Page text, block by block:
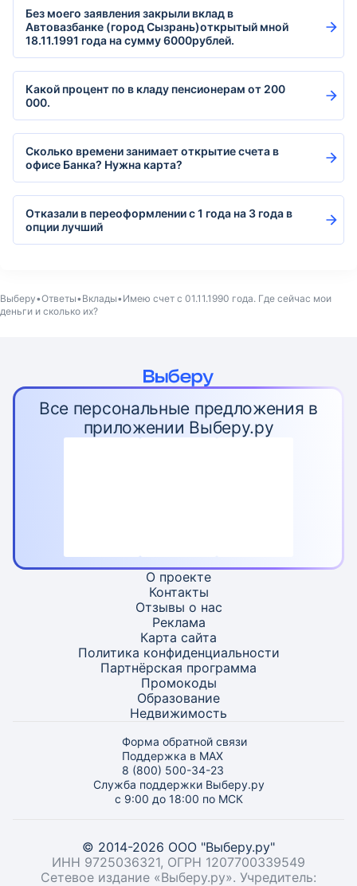
Без моего заявления закрыли вклад в
Автовазбанке (город Сызрань)открытый мной
18.11.1991 года на сумму 6000рублей.
Какой процент по в кладу пенсионерам от 200
000.
Сколько времени занимает открытие счета в
офисе Банка? Нужна карта?
Отказали в переоформлении с 1 года на 3 года в
опции лучший
Выберу Ответы Вклады Имею счет с 01.11.1990 года. Где сейчас мои
деньги и сколько их?
Все персональные предложения в
приложении Выберу.ру
О проекте
Контакты
Отзывы о нас
Реклама
Карта сайта
Политика конфиденциальности
Партнёрская программа
Промокоды
Образование
Недвижимость
Форма обратной связи
Поддержка в MAX
8 (800) 500-34-23
Служба поддержки Выберу.ру
с 9:00 до 18:00 по МСК
© 2014-2026 ООО "Выберу.ру"
ИНН 9725036321, ОГРН 1207700339549
Сетевое издание «Выберу.ру». Учредитель: